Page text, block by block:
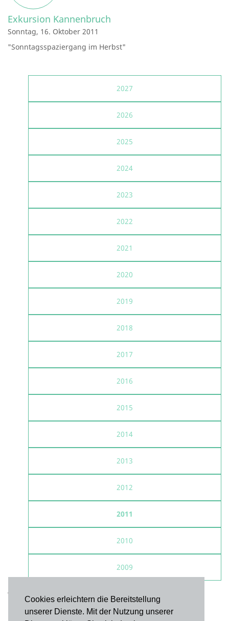
Cookies erleichtern die Bereitstellung
unserer Dienste. Mit der Nutzung unserer
Exkursion Kannenbruch
Sonntag, 16. Oktober 2011
"Sonntagsspaziergang im Herbst"
2027
2026
2025
2024
2023
2022
2021
2020
2019
2018
2017
2016
2015
2014
2013
2012
2011
2010
2009
Alle Veranstaltungen: kostenfrei, Spenden erbeten